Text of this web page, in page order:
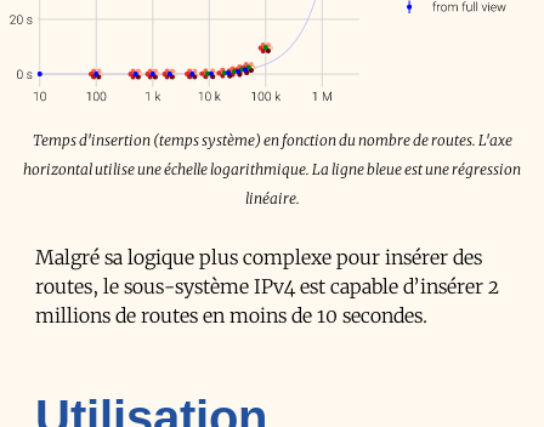
Temps d'insertion (temps système) en fonction du nombre de routes. L'axe
horizontal utilise une échelle logarithmique. La ligne bleue est une régression
linéaire.
Malgré sa logique plus complexe pour insérer des
routes, le sous-système IPv4 est capable d’insérer 2
millions de routes en moins de 10 secondes.